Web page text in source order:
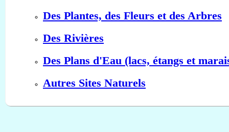
Des Plantes, des Fleurs et des Arbres
Des Rivières
Des Plans d'Eau (lacs, étangs et
Autres Sites Naturels